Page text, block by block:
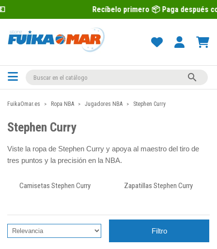
Recíbelo primero 📦 Paga después con Sequra 💶

FuikaOmar.es Ropa NBA Jugadores NBA Stephen Curry
Stephen Curry
Viste la ropa de Stephen Curry y apoya al maestro del tiro de
tres puntos y la precisión en la NBA.
Camisetas Stephen Curry Zapatillas Stephen Curry
Filtro